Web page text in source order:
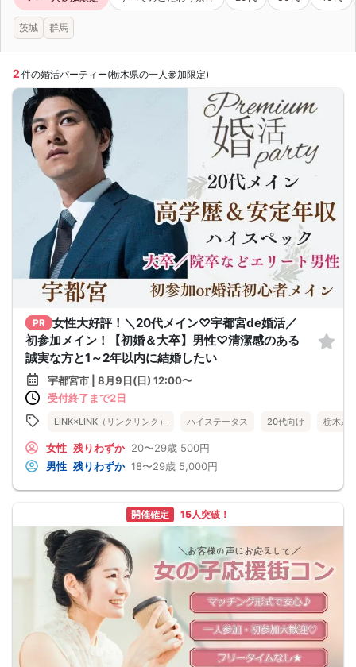
茨城 群馬
2 件の婚活パーティー(栃木県の一人参加限定)
PR 女性大好評！＼20代メイン♡宇都宮de婚活／
初参加メイン！【初婚＆大卒】男性♡清潔感のある
誠実な方と1～2年以内に結婚したい
宇都宮市 | 8月9日(日) 12:00〜
受付終了まで2日
LINK×LINK（リンクリンク） ハイステータス 20代向け 栃木県
女性 残りわずか 20〜29歳 500円
男性 残りわずか 18〜29歳 5,000円
開催確定 15人突破！